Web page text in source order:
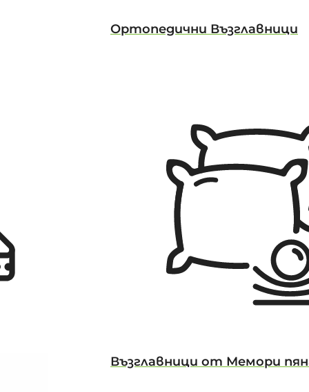
Ортопедични Възглавници
Възглавници от Мемори